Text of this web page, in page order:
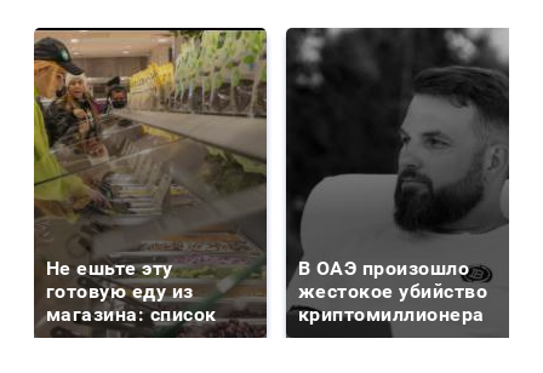
Не ешьте эту
готовую еду из
магазина: список
В ОАЭ произошло
жестокое убийство
криптомиллионера